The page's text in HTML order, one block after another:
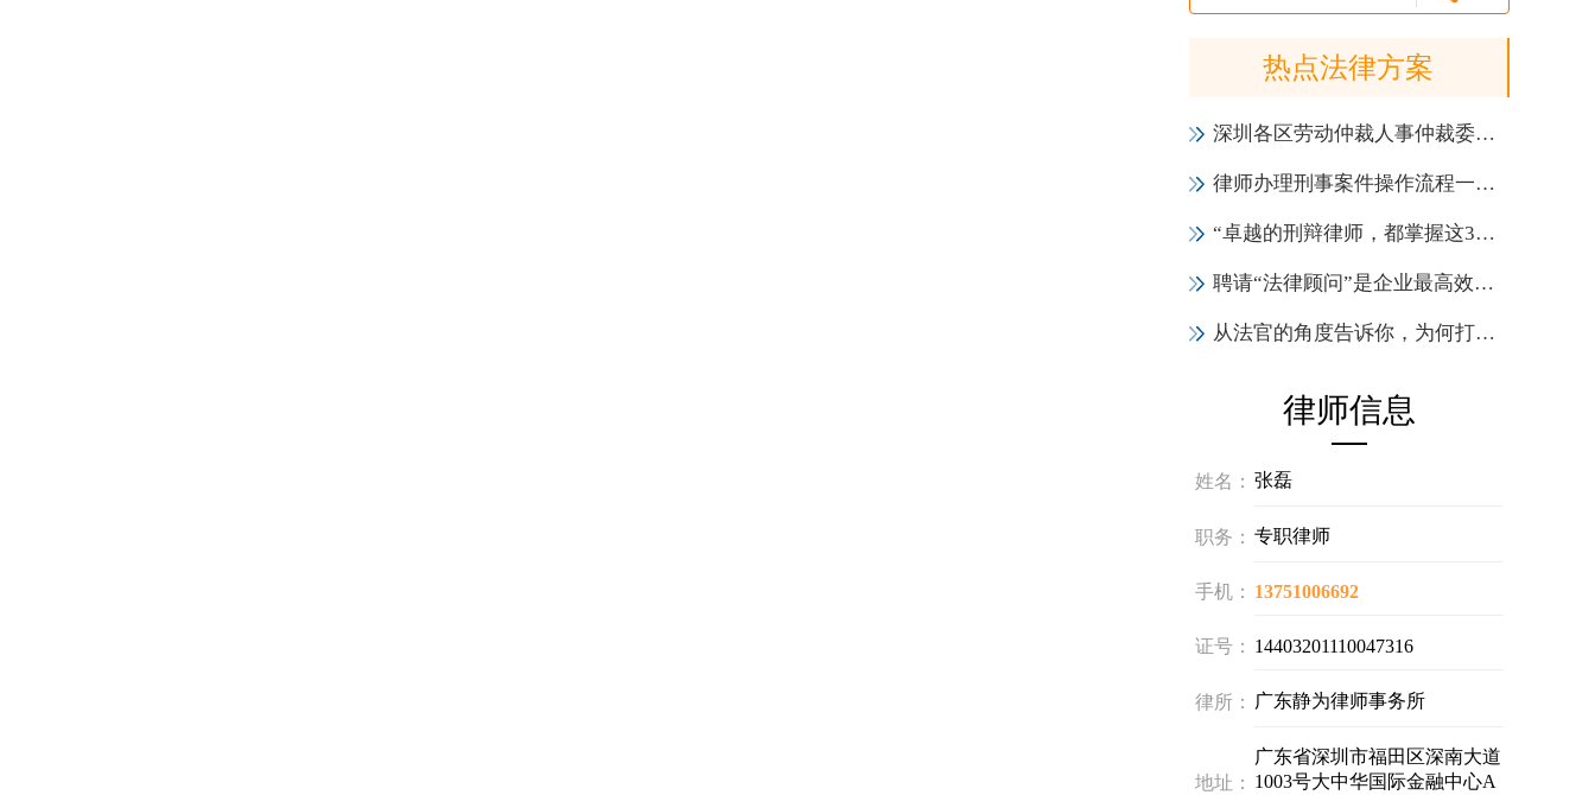
热点法律方案
深圳各区劳动仲裁人事仲裁委员会一览表（地址+电话）
律师办理刑事案件操作流程一览表（2021年版）
“卓越的刑辩律师，都掌握这3大会见技巧！”
聘请“法律顾问”是企业最高效的投资，6大作用实力证明！
从法官的角度告诉你，为何打官司一定要请律师
律师信息
姓名： 张磊
职务： 专职律师
手机： 13751006692
证号： 14403201110047316
律所： 广东静为律师事务所
地址：
广东省深圳市福田区深南大道
1003号大中华国际金融中心A